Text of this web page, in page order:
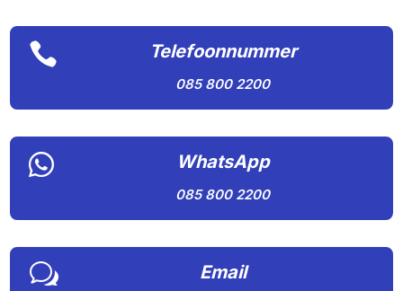
 Telefoonnummer
085 800 2200
 WhatsApp
085 800 2200
w Email